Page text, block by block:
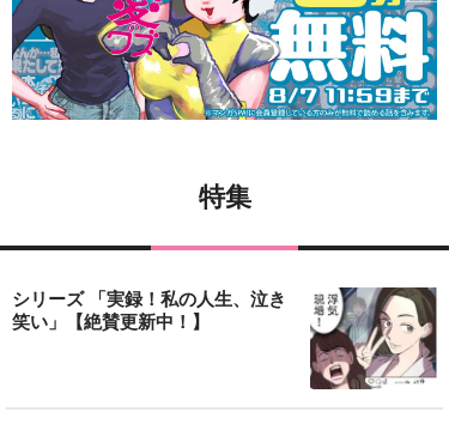
特集
シリーズ 「実録！私の人生、泣き
笑い」【絶賛更新中！】